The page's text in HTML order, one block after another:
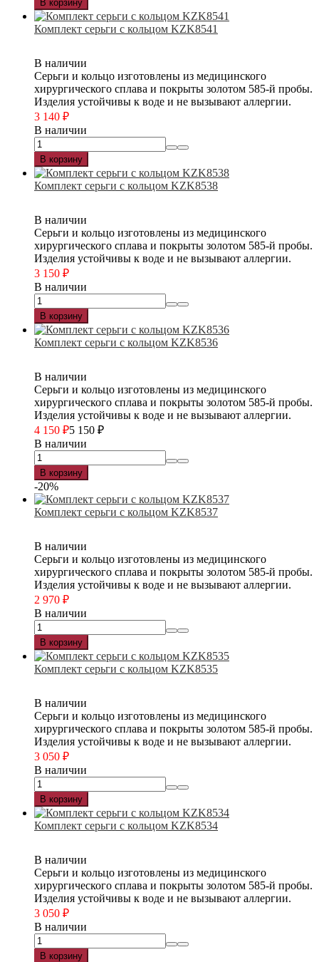
В корзину
Комплект серьги с кольцом KZK8541
В наличии
Серьги и кольцо изготовлены из медицинского
хирургического сплава и покрыты золотом 585-й пробы.
Изделия устойчивы к воде и не вызывают аллергии.
3 140 ₽
В наличии
В корзину
Комплект серьги с кольцом KZK8538
В наличии
Серьги и кольцо изготовлены из медицинского
хирургического сплава и покрыты золотом 585-й пробы.
Изделия устойчивы к воде и не вызывают аллергии.
3 150 ₽
В наличии
В корзину
Комплект серьги с кольцом KZK8536
В наличии
Серьги и кольцо изготовлены из медицинского
хирургического сплава и покрыты золотом 585-й пробы.
Изделия устойчивы к воде и не вызывают аллергии.
4 150 ₽5 150 ₽
В наличии
В корзину
-20%
Комплект серьги с кольцом KZK8537
В наличии
Серьги и кольцо изготовлены из медицинского
хирургического сплава и покрыты золотом 585-й пробы.
Изделия устойчивы к воде и не вызывают аллергии.
2 970 ₽
В наличии
В корзину
Комплект серьги с кольцом KZK8535
В наличии
Серьги и кольцо изготовлены из медицинского
хирургического сплава и покрыты золотом 585-й пробы.
Изделия устойчивы к воде и не вызывают аллергии.
3 050 ₽
В наличии
В корзину
Комплект серьги с кольцом KZK8534
В наличии
Серьги и кольцо изготовлены из медицинского
хирургического сплава и покрыты золотом 585-й пробы.
Изделия устойчивы к воде и не вызывают аллергии.
3 050 ₽
В наличии
В корзину